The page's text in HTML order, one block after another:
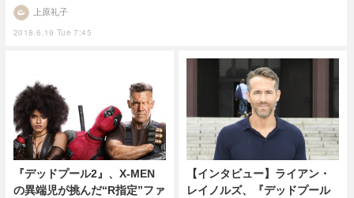
2018.6.19 Tue 7:45
上原礼子
『デッドプール2』、X-MEN
の異端児が挑んだ“R指定”ファ
【インタビュー】ライアン・
レイノルズ、『デッドプール